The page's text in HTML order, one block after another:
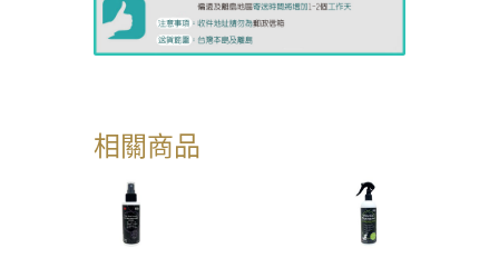
相關商品